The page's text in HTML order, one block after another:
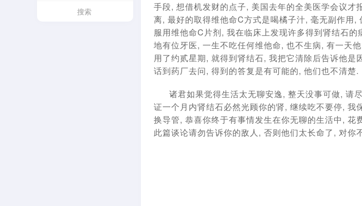
手段, 想借机发财的点子, 美国去年的全美医学会议才
离, 最好的取得维他命C方式是喝橘子汁, 毫无副作用,
服用维他命C片剂, 我在临床上发现许多得到肾结石
地有位牙医, 一生不吃任何维他命, 也不生病, 有一天
用了约贰星期, 就得到肾结石, 我把它清除后告诉他
话到药厂去问, 得到的答复是有可能的, 他们也不清楚.
诸君如果觉得生活太无聊安逸, 整天没事可做, 请
证一个月内肾结石必然光顾你的肾, 继续吃不要停, 我
换导管, 恭喜你终于有事情发生在你无聊的生活中, 花
此篇谈论请勿告诉你的敌人, 否则他们太长命了, 对你